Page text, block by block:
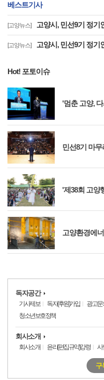
베스트기사
[고양뉴스] 고양시, 민선9기 정기인사
[고양뉴스] 고양시, 민선9기 정기인사
Hot! 포토이슈
'멈춘 고양,
민선8기 마
'제38회 고양
고양환경에
독자공간
기사제보 독자(후원)가입 광고문
청소년보호정책
회사소개
회사소개 윤리(편집규약)강령 사
구